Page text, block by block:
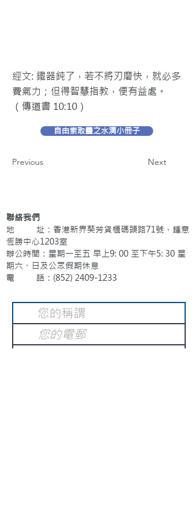
經文: 鐵器鈍了，若不將刃磨快，就必多
費氣力；但得智慧指教，便有益處。
（傳道書 10:10）
自由索取靈之水滴小冊子
Previous Next
聯絡我們
地 址：香港新界葵芳貨櫃碼頭路71號，鍾意
恆勝中心1203室
辦公時間：星期一至五 早上9: 00 至下午5: 30 星
期六、日及公眾假期休息
電 話：(852) 2409-1233